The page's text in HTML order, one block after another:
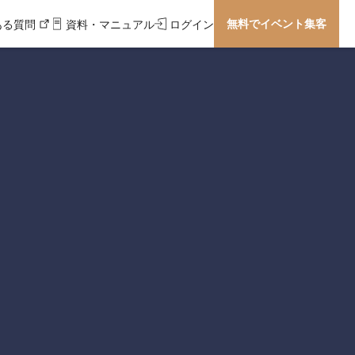
質問 資料・マニュアル ログイン 無料でイベント集客